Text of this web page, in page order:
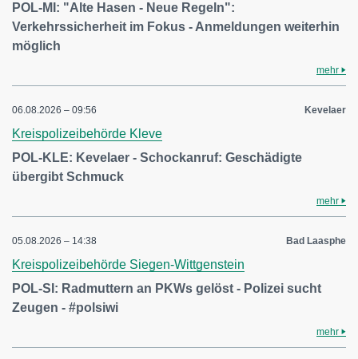
POL-MI: "Alte Hasen - Neue Regeln":
Verkehrssicherheit im Fokus - Anmeldungen weiterhin
möglich
mehr
06.08.2026 – 09:56 Kevelaer
Kreispolizeibehörde Kleve
POL-KLE: Kevelaer - Schockanruf: Geschädigte
übergibt Schmuck
mehr
05.08.2026 – 14:38 Bad Laasphe
Kreispolizeibehörde Siegen-Wittgenstein
POL-SI: Radmuttern an PKWs gelöst - Polizei sucht
Zeugen - #polsiwi
mehr